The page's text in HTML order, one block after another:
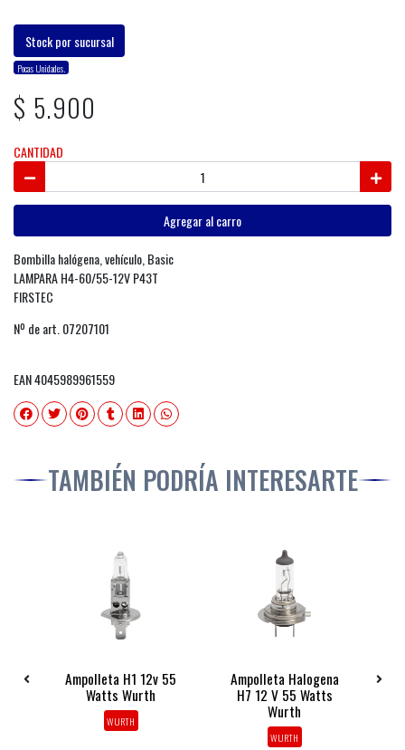
Stock por sucursal
Pocas Unidades.
$ 5.900
CANTIDAD
Agregar al carro
Bombilla halógena, vehículo, Basic
LAMPARA H4-60/55-12V P43T
FIRSTEC
Nº de art. 07207101
EAN 4045989961559
TAMBIÉN PODRÍA INTERESARTE
Ampolleta H1 12v 55
Watts Wurth
WURTH
Ampolleta Halogena
H7 12 V 55 Watts
Wurth
WURTH